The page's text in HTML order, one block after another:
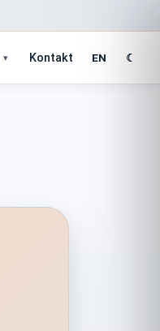
Kontakt EN ☾